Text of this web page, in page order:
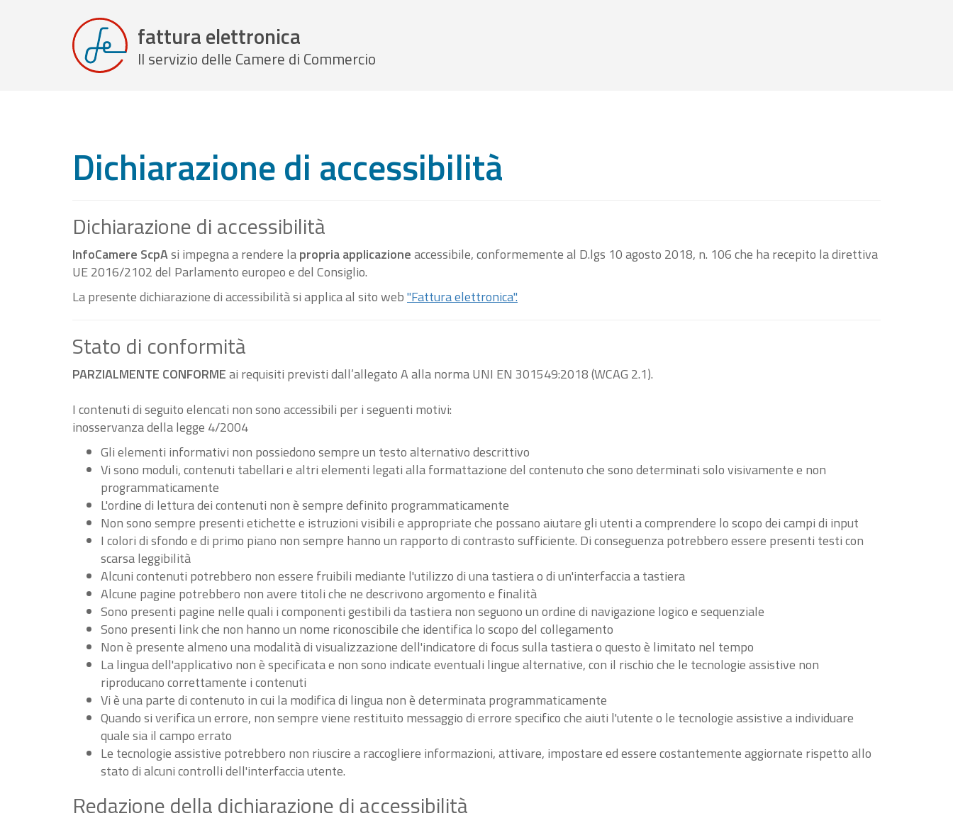
fattura elettronica
Il servizio delle Camere di Commercio
Dichiarazione di accessibilità
Dichiarazione di accessibilità
InfoCamere ScpAsi impegna a rendere lapropria applicazioneaccessibile, conformemente al D.lgs 10 agosto 2018, n. 106 che ha recepito la direttiva
UE 2016/2102 del Parlamento europeo e del Consiglio.
La presente dichiarazione di accessibilità si applica al sito web"Fattura elettronica".
Stato di conformità
PARZIALMENTE CONFORMEai requisiti previsti dall’allegato A alla norma UNI EN 301549:2018 (WCAG 2.1).
I contenuti di seguito elencati non sono accessibili per i seguenti motivi:
inosservanza della legge 4/2004
Gli elementi informativi non possiedono sempre un testo alternativo descrittivo
Vi sono moduli, contenuti tabellari e altri elementi legati alla formattazione del contenuto che sono determinati solo visivamente e non
programmaticamente
L'ordine di lettura dei contenuti non è sempre definito programmaticamente
Non sono sempre presenti etichette e istruzioni visibili e appropriate che possano aiutare gli utenti a comprendere lo scopo dei campi di input
I colori di sfondo e di primo piano non sempre hanno un rapporto di contrasto sufficiente. Di conseguenza potrebbero essere presenti testi con
scarsa leggibilità
Alcuni contenuti potrebbero non essere fruibili mediante l'utilizzo di una tastiera o di un'interfaccia a tastiera
Alcune pagine potrebbero non avere titoli che ne descrivono argomento e finalità
Sono presenti pagine nelle quali i componenti gestibili da tastiera non seguono un ordine di navigazione logico e sequenziale
Sono presenti link che non hanno un nome riconoscibile che identifica lo scopo del collegamento
Non è presente almeno una modalità di visualizzazione dell'indicatore di focus sulla tastiera o questo è limitato nel tempo
La lingua dell'applicativo non è specificata e non sono indicate eventuali lingue alternative, con il rischio che le tecnologie assistive non
riproducano correttamente i contenuti
Vi è una parte di contenuto in cui la modifica di lingua non è determinata programmaticamente
Quando si verifica un errore, non sempre viene restituito messaggio di errore specifico che aiuti l'utente o le tecnologie assistive a individuare
quale sia il campo errato
Le tecnologie assistive potrebbero non riuscire a raccogliere informazioni, attivare, impostare ed essere costantemente aggiornate rispetto allo
stato di alcuni controlli dell'interfaccia utente.
Redazione della dichiarazione di accessibilità